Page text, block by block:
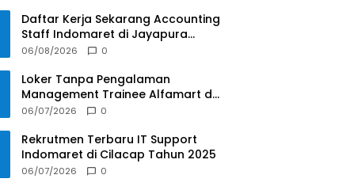
Daftar Kerja Sekarang Accounting
Staff Indomaret di Jayapura
Tahun 2025
06/08/2026 0
Loker Tanpa Pengalaman
Management Trainee Alfamart di
Balikpapan Tahun 2025
06/07/2026 0
Rekrutmen Terbaru IT Support
Indomaret di Cilacap Tahun 2025
06/07/2026 0